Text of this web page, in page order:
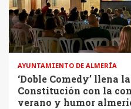
AYUNTAMIENTO DE ALMERÍA
‘Doble Comedy’ llena
Constitución con la
verano y humor